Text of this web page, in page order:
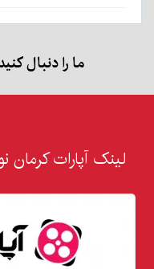
ما را دنبال
لینک آپارات کرمان